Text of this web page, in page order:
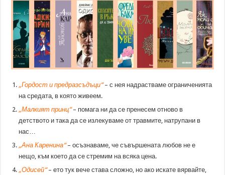
„Гордост и предразсъдъци“– с нея надрастваме ограниченията
на средата, в която живеем.
„Малкият принц“– помага ни да се пренесем отново в
детството и така да се излекуваме от травмите, натрупани в
нас…
„Ана Каренина“– осъзнаваме, че съвършената любов не е
нещо, към което да се стремим на всяка цена.
„Одисей“– ето тук вече става сложно, но ако искате вярвайте,